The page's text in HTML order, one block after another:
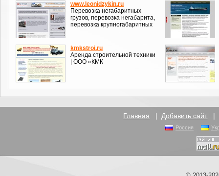
www.leonidzykin.ru
Перевозка негабаритных
грузов, перевозка негабарита,
перевозка крупногабаритных
kmkstroi.ru
Аренда строительной техники
| ООО «КМК
Главная | Добавить сайт |
Россия